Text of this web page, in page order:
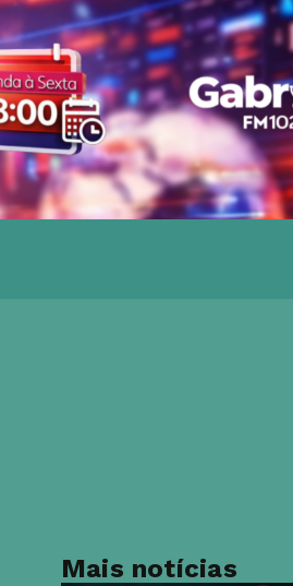
Mais notícias